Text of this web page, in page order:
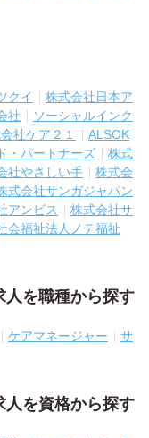
クイ
株式会社日本ア
社
ソーシャルインク
社ケア２１
ALSOK
・パートナーズ
株式
社やさしい手
株式会
式会社サンガジャパン
アンビス
株式会社サ
会福祉法人ノテ福祉
人を職種から探す
ケアマネージャー
サ
人を資格から探す